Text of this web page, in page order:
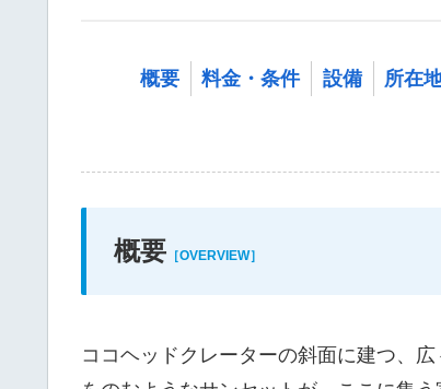
概要 料金・条件 設備 所在
概要 ［OVERVIEW］
ココヘッドクレーターの斜面に建つ、